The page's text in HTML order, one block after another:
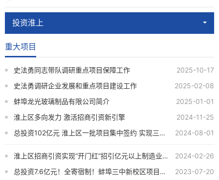
投资淮上
重大项目
史法勇同志带队调研重点项目保障工作
2025-10-17
史法勇调研企业发展和重点项目建设工作
2025-02-08
蚌埠龙光玻璃制品有限公司简介
2025-01-01
淮上区多向发力 激活招商引资新引擎
2024-11-25
总投资102亿元 淮上区一批项目集中签约 实现三季度招商“开门红”
2024-08-01
淮上区招商引资实现“开门红”招引亿元以上制造业项目5个
2024-02-26
总投资7.6亿元！全寄宿制！蚌埠三中新校区项目开工
2023-07-20